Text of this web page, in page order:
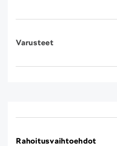
Varusteet
Rahoitusvaihtoehdot